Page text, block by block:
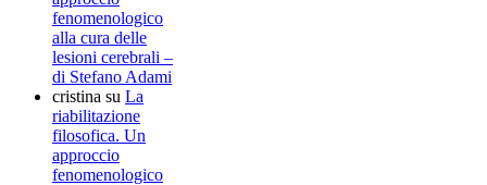
fenomenologico
alla cura delle
lesioni cerebrali –
di Stefano Adami
cristina su La
riabilitazione
filosofica. Un
approccio
fenomenologico